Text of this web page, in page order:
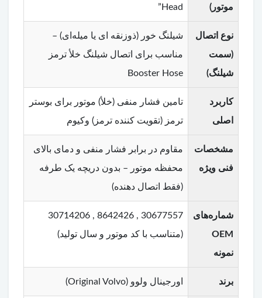
موتور) Head”
نوع اتصال
(سمت
شیلنگ)
شیلنگ خور (ذوزنقه ای یا میله‌ای) –
مناسب برای اتصال شیلنگ خلأ ترمز
Booster Hose
کاربرد
اصلی
تامین فشار منفی (خلأ) موتور برای بوستر
ترمز (تقویت کننده ترمز) وکیوم
مشخصات
فنی ویژه
مقاوم در برابر فشار منفی و دمای بالای
محفظه موتور – بدون دریچه یک طرفه
(فقط اتصال دهنده)
شماره‌های
OEM
نمونه
30677557 , 8642426 , 30714206
(متناسب با کد موتور و سال تولید)
برند اورجینال ولوو (Original Volvo)